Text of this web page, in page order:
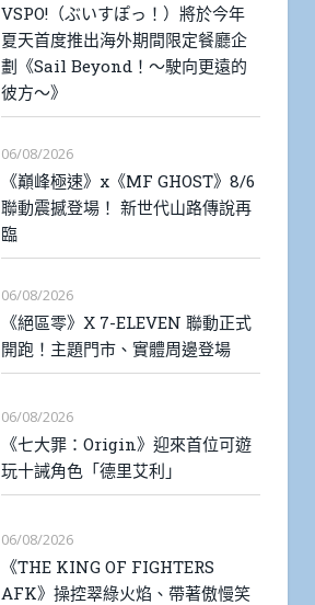
VSPO!（ぶいすぽっ！）將於今年
夏天首度推出海外期間限定餐廳企
劃《Sail Beyond！～駛向更遠的
彼方～》
06/08/2026
《巔峰極速》x《MF GHOST》8/6
聯動震撼登場！ 新世代山路傳說再
臨
06/08/2026
《絕區零》X 7-ELEVEN 聯動正式
開跑！主題門市、實體周邊登場
06/08/2026
《七大罪：Origin》迎來首位可遊
玩十誡角色「德里艾利」
06/08/2026
《THE KING OF FIGHTERS
AFK》操控翠綠火焰、帶著傲慢笑